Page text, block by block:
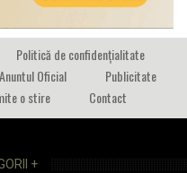
Politică de confidențialitate
Oficial
Publicitate
o stire Contact
+